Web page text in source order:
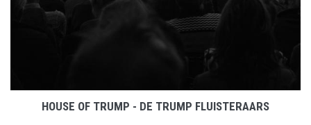
HOUSE OF TRUMP - DE TRUMP FLUISTERAARS